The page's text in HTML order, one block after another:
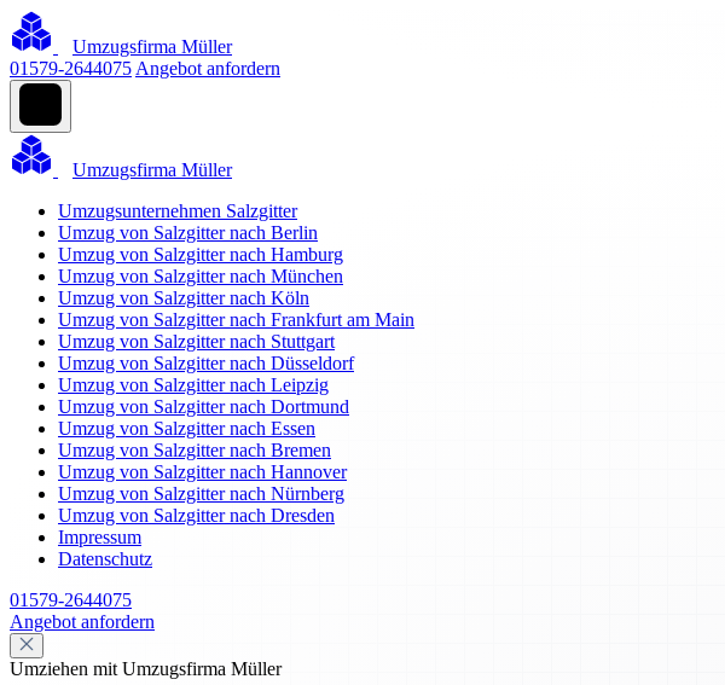
Umzugsfirma Müller
01579-2644075 Angebot anfordern
Umzugsfirma Müller
Umzugsunternehmen Salzgitter
Umzug von Salzgitter nach Berlin
Umzug von Salzgitter nach Hamburg
Umzug von Salzgitter nach München
Umzug von Salzgitter nach Köln
Umzug von Salzgitter nach Frankfurt am Main
Umzug von Salzgitter nach Stuttgart
Umzug von Salzgitter nach Düsseldorf
Umzug von Salzgitter nach Leipzig
Umzug von Salzgitter nach Dortmund
Umzug von Salzgitter nach Essen
Umzug von Salzgitter nach Bremen
Umzug von Salzgitter nach Hannover
Umzug von Salzgitter nach Nürnberg
Umzug von Salzgitter nach Dresden
Impressum
Datenschutz
01579-2644075
Angebot anfordern
Umziehen mit Umzugsfirma Müller